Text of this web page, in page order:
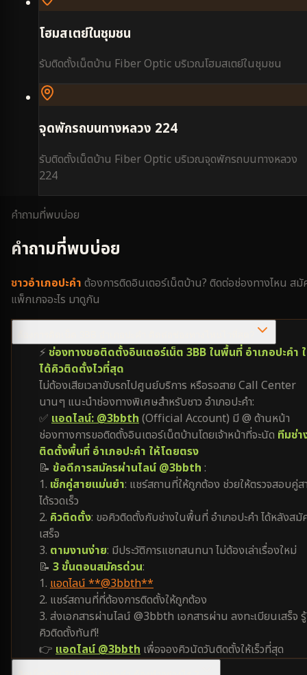
โฮมสเตย์ในชุมชน
รับติดตั้งเน็ตบ้าน Fiber Optic บริเวณโฮมสเตย์ในชุมชน
จุดพักรถบนทางหลวง 224
รับติดตั้งเน็ตบ้าน Fiber Optic บริเวณจุดพักรถบนทางหลวง
224
คำถามที่พบบ่อย
คำถามที่พบบ่อย
ชาวอำเภอปะคำ ต้องการติดอินเตอร์เน็ตบ้าน? ติดต่อช่องทางไหน สมั
แพ็กเกจอะไร มาดูกัน
⚡ ช่องทางขอติดตั้งอินเตอร์เน็ต 3BB ในพื้นที่ อำเภอปะคำ
ได้คิวติดตั้งไวที่สุด
ไม่ต้องเสียเวลาขับรถไปศูนย์บริการ หรือรอสาย Call Center
นานๆ แนะนำช่องทางพิเศษสำหรับชาว อำเภอปะคำ:
✅ แอดไลน์: @3bbth(Official Account) มี @ ด้านหน้า
ช่องทางการขอติดตั้งอินเตอร์เน็ตบ้านโดยเจ้าหน้าที่จะนัด ทีมช่า
ติดตั้งพื้นที่ อำเภอปะคำ ให้โดยตรง
📝 ข้อดีการสมัครผ่านไลน์ @3bbth :
1. เช็กคู่สายแม่นยำ: แชร์สถานที่ให้ถูกต้อง ช่วยให้ตรวจสอบคู่ส
ได้รวดเร็ว
2. คิวติดตั้ง: ขอคิวติดตั้งกับช่างในพื้นที่ อำเภอปะคำ ได้หลังสมั
เสร็จ
3. ตามงานง่าย: มีประวัติการแชทสนทนา ไม่ต้องเล่าเรื่องใหม่
📝 3 ขั้นตอนสมัครด่วน:
1. แอดไลน์ **@3bbth**
2. แชร์สถานที่ที่ต้องการติดตั้งให้ถูกต้อง
3. ส่งเอกสารผ่านไลน์ @3bbth เอกสารผ่าน ลงทะเบียนเสร็จ รู้
คิวติดตั้งทันที!
👉 แอดไลน์ @3bbth เพื่อจองคิวนัดวันติดตั้งให้เร็วที่สุด